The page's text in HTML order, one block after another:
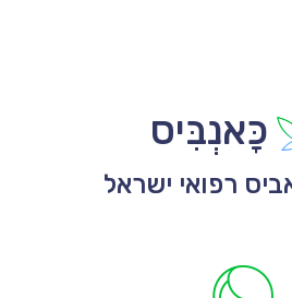
כָּאנְבִּיס
רפואי ישראל